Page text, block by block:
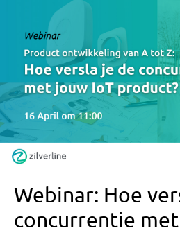
Webinar: Hoe
concurrentie